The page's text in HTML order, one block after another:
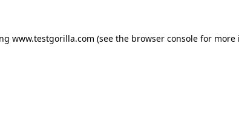
www.testgorilla.com (see the browser console for